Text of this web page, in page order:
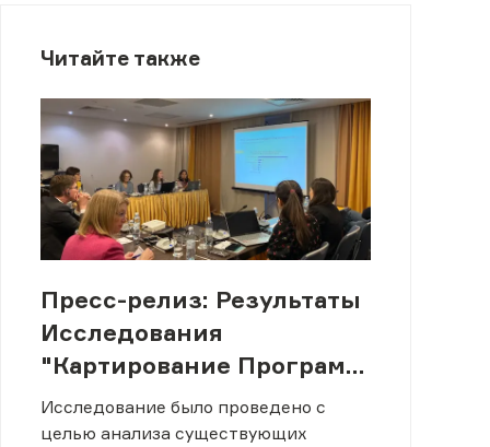
Читайте также
Пресс-релиз: Результаты
Исследования
"Картирование Программ
в Области Прав Человека
в Казахстане"
Исследование было проведено с
целью анализа существующих